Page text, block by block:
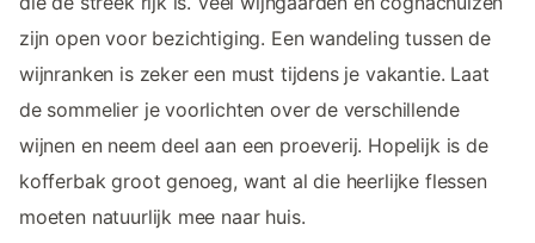
zijn open voor bezichtiging. Een wandeling tussen de
wijnranken is zeker een must tijdens je vakantie. Laat
de sommelier je voorlichten over de verschillende
wijnen en neem deel aan een proeverij. Hopelijk is de
kofferbak groot genoeg, want al die heerlijke flessen
moeten natuurlijk mee naar huis.